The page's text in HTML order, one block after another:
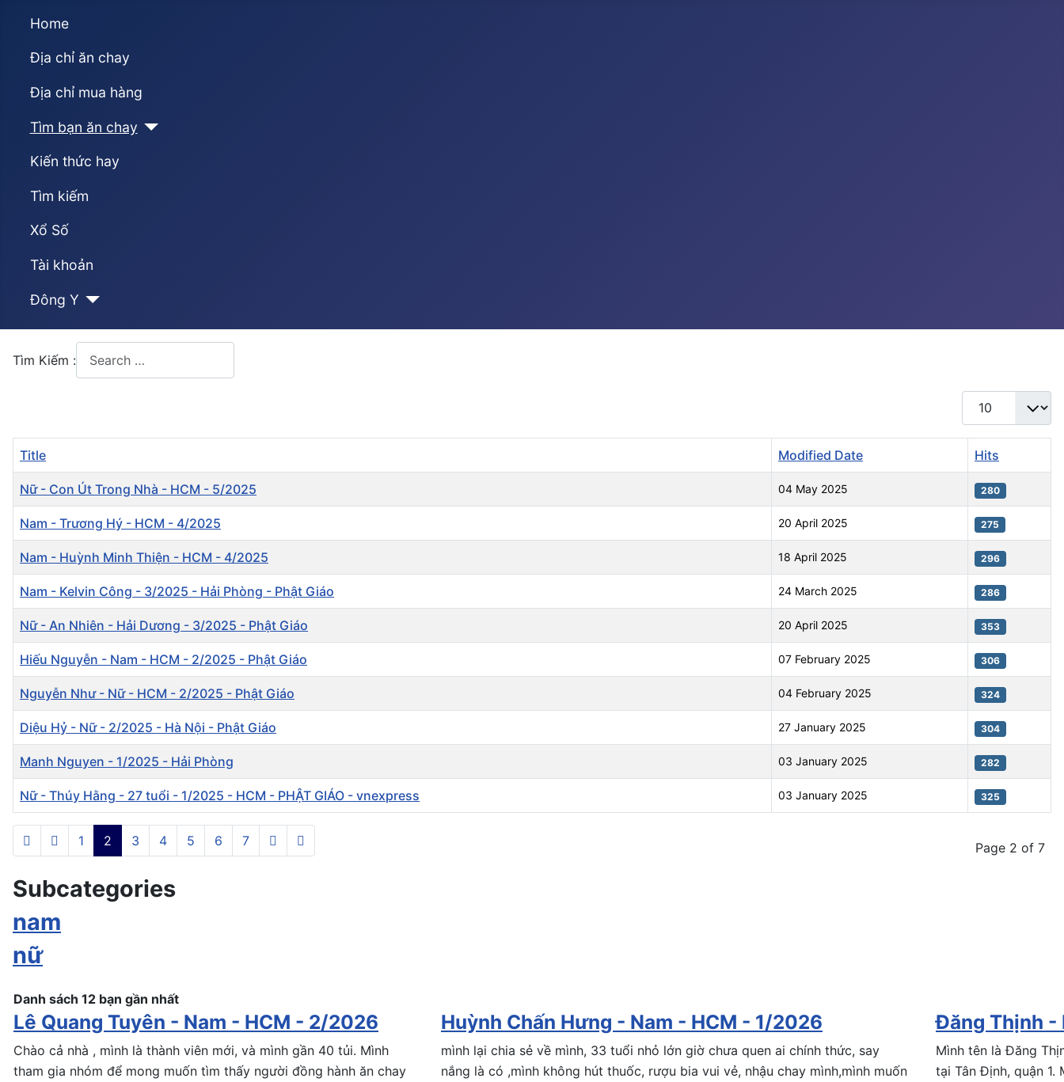
Home
Địa chỉ ăn chay
Địa chỉ mua hàng
Tìm bạn ăn chay
Kiến thức hay
Tìm kiếm
Xổ Số
Tài khoản
Đông Y
Tìm Kiếm :
Display #
Articles
Title Modified Date Hits
Nữ - Con Út Trong Nhà - HCM - 5/2025 04 May 2025 280
Nam - Trương Hý - HCM - 4/2025 20 April 2025 275
Nam - Huỳnh Minh Thiện - HCM - 4/2025 18 April 2025 296
Nam - Kelvin Công - 3/2025 - Hải Phòng - Phật Giáo 24 March 2025 286
Nữ - An Nhiên - Hải Dương - 3/2025 - Phật Giáo 20 April 2025 353
Hiếu Nguyễn - Nam - HCM - 2/2025 - Phật Giáo 07 February 2025 306
Nguyễn Như - Nữ - HCM - 2/2025 - Phật Giáo 04 February 2025 324
Diệu Hỷ - Nữ - 2/2025 - Hà Nội - Phật Giáo 27 January 2025 304
Manh Nguyen - 1/2025 - Hải Phòng 03 January 2025 282
Nữ - Thúy Hằng - 27 tuổi - 1/2025 - HCM - PHẬT GIÁO - vnexpress 03 January 2025 325
Page 2 of 7
1 2 3 4 5 6 7
Subcategories
nam
nữ
Danh sách 12 bạn gần nhất
Lê Quang Tuyên - Nam - HCM - 2/2026
Chào cả nhà , mình là thành viên mới, và mình gần 40 tủi. Mình
tham gia nhóm để mong muốn tìm thấy người đồng hành ăn chay
Huỳnh Chấn Hưng - Nam - HCM - 1/2026
mình lại chia sẻ về mình, 33 tuổi nhỏ lớn giờ chưa quen ai chính thức, say
nắng là có ,mình không hút thuốc, rượu bia vui vẻ, nhậu chay mình,mình muốn
Đăng Thịnh -
Mình tên là Đăng
tại Tân Định, quận 1.